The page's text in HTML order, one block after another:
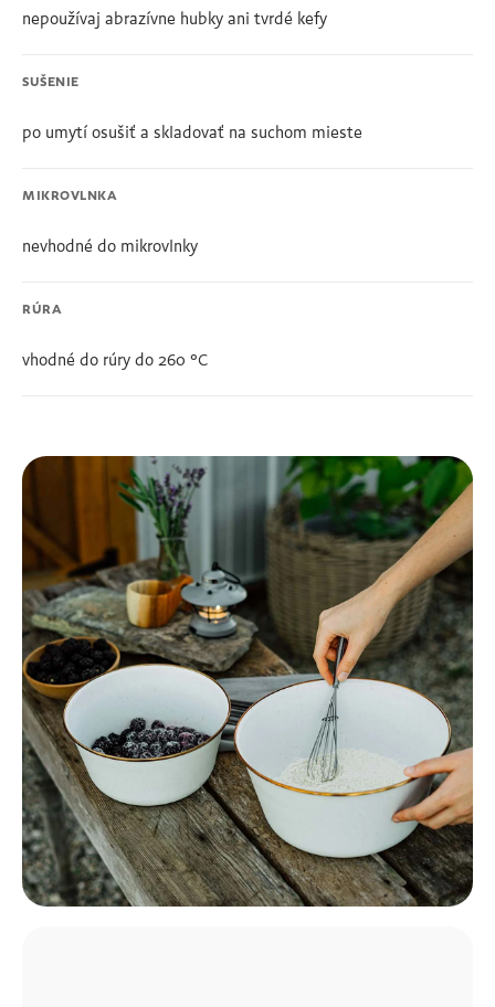
nepoužívaj abrazívne hubky ani tvrdé kefy
SUŠENIE
po umytí osušiť a skladovať na suchom mieste
MIKROVLNKA
nevhodné do mikrovlnky
RÚRA
vhodné do rúry do 260 °C